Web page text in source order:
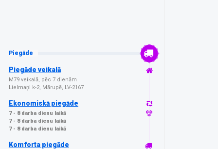
Piegāde
Piegāde veikalā
M79 veikalā, pēc 7 dienām
Lielmaņi k-2, Mārupē, LV-2167
Ekonomiskā piegāde
7 - 8 darba dienu laikā
7 - 8 darba dienu laikā
7 - 8 darba dienu laikā
Komforta piegāde